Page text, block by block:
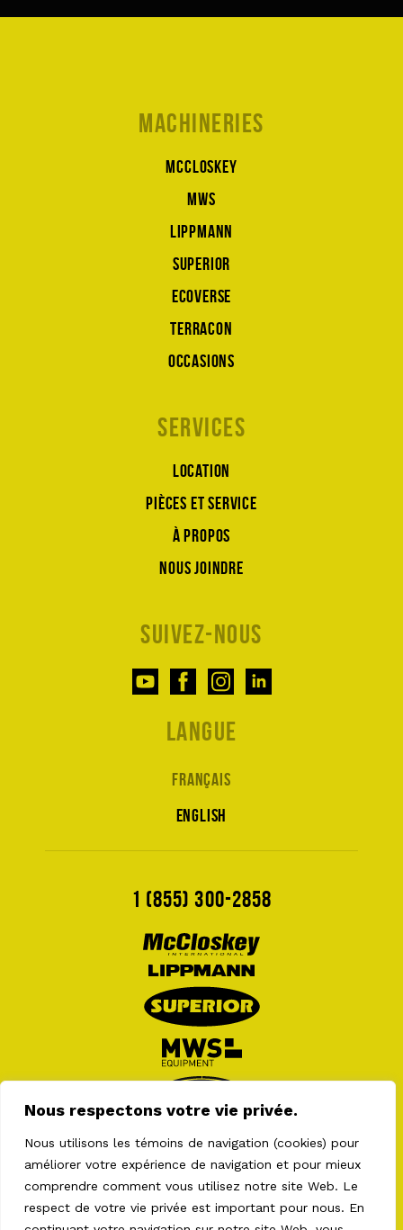
Nous respectons votre vie privée.
Nous utilisons les témoins de navigation (cookies) pour
améliorer votre expérience de navigation et pour mieux
comprendre comment vous utilisez notre site Web. Le
respect de votre vie privée est important pour nous. En
Machineries
McCloskey
MWS
Lippmann
Superior
Ecoverse
Terracon
Occasions
Services
Location
Pièces et service
À propos
Nous joindre
Suivez-nous
Langue
Français
English
1 (855) 300-2858